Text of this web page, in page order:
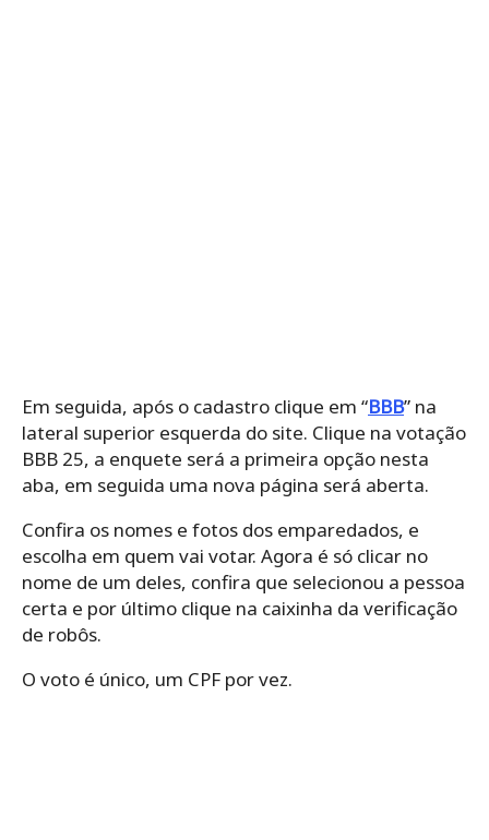
Em seguida, após o cadastro clique em “BBB” na
lateral superior esquerda do site. Clique na votação
BBB 25, a enquete será a primeira opção nesta
aba, em seguida uma nova página será aberta.
Confira os nomes e fotos dos emparedados, e
escolha em quem vai votar. Agora é só clicar no
nome de um deles, confira que selecionou a pessoa
certa e por último clique na caixinha da verificação
de robôs.
O voto é único, um CPF por vez.